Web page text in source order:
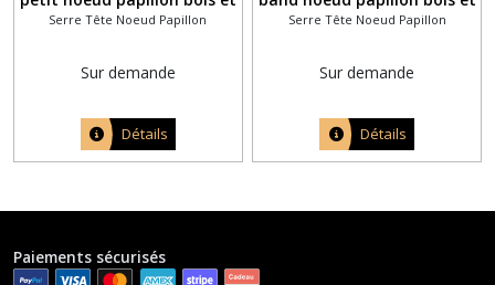
tissu liberty Emma et
Serre Tête Noeud Papillon
Sur demande
Détails
fil doré
Serre Tête Noeud Papillon
Sur demande
Détails
Paiements sécurisés